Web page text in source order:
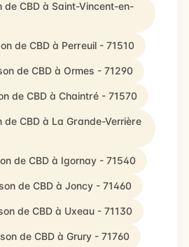
de CBD à Saint-Vincent-en-
de CBD à Perreuil - 71510
de CBD à Ormes - 71290
de CBD à Chaintré - 71570
CBD à La Grande-Verrière
de CBD à Igornay - 71540
de CBD à Joncy - 71460
de CBD à Uxeau - 71130
de CBD à Grury - 71760